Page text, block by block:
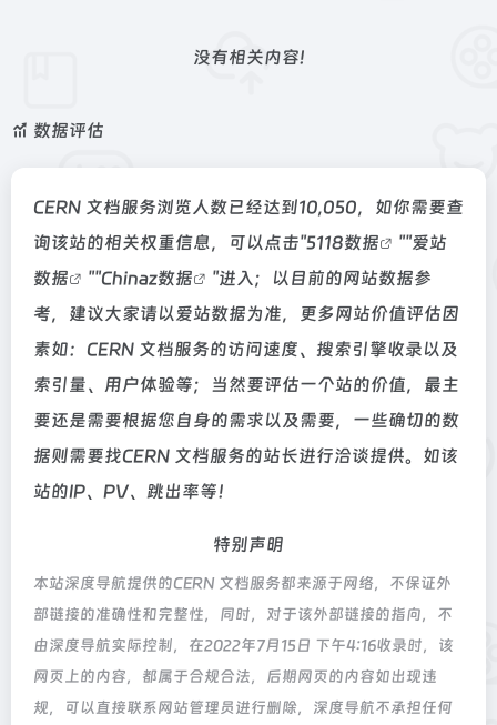
没有相关内容!
数据评估
CERN 文档服务浏览人数已经达到10,050，如你需要查
询该站的相关权重信息，可以点击"5118数据 ""爱站
数据
""Chinaz数据
"进入；以目前的网站数据参
考，建议大家请以爱站数据为准，更多网站价值评估因
素如：CERN 文档服务的访问速度、搜索引擎收录以及
索引量、用户体验等；当然要评估一个站的价值，最主
要还是需要根据您自身的需求以及需要，一些确切的数
据则需要找CERN 文档服务的站长进行洽谈提供。如该
站的IP、PV、跳出率等！
特别声明
本站深度导航提供的CERN 文档服务都来源于网络，不保证外
部链接的准确性和完整性，同时，对于该外部链接的指向，不
由深度导航实际控制，在2022年7月15日 下午4:16收录时，该
网页上的内容，都属于合规合法，后期网页的内容如出现违
规，可以直接联系网站管理员进行删除，深度导航不承担任何